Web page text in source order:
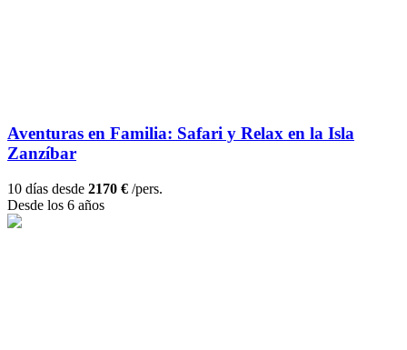
Aventuras en Familia: Safari y Relax en la Isla
Zanzíbar
10 días desde 2170 € /pers.
Desde los 6 años